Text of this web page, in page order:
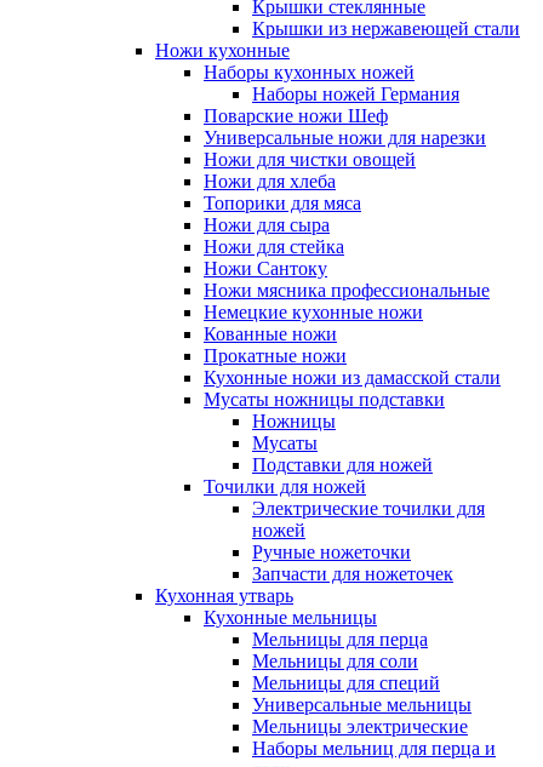
Крышки стеклянные
Крышки из нержавеющей стали
Ножи кухонные
Наборы кухонных ножей
Наборы ножей Германия
Поварские ножи Шеф
Универсальные ножи для нарезки
Ножи для чистки овощей
Ножи для хлеба
Топорики для мяса
Ножи для сыра
Ножи для стейка
Ножи Сантоку
Ножи мясника профессиональные
Немецкие кухонные ножи
Кованные ножи
Прокатные ножи
Кухонные ножи из дамасской стали
Мусаты ножницы подставки
Ножницы
Мусаты
Подставки для ножей
Точилки для ножей
Электрические точилки для
ножей
Ручные ножеточки
Запчасти для ножеточек
Кухонная утварь
Кухонные мельницы
Мельницы для перца
Мельницы для соли
Мельницы для специй
Универсальные мельницы
Мельницы электрические
Наборы мельниц для перца и